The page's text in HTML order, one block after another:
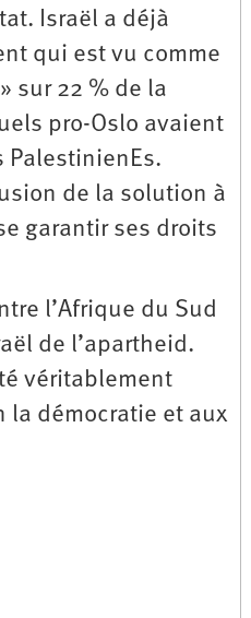
Israël a déjà
qui est vu comme
sur 22 % de la
pro-Oslo avaient
PalestinienEs.
de la solution à
garantir ses droits
l’Afrique du Sud
de l’apartheid.
véritablement
la démocratie et aux